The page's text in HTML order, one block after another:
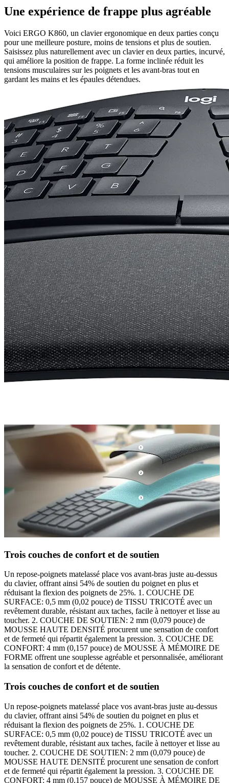
Une expérience de frappe plus agréable
Voici ERGO K860, un clavier ergonomique en deux parties conçu
pour une meilleure posture, moins de tensions et plus de soutien.
Saisissez plus naturellement avec un clavier en deux parties, incurvé,
qui améliore la position de frappe. La forme inclinée réduit les
tensions musculaires sur les poignets et les avant-bras tout en
gardant les mains et les épaules détendues.
Trois couches de confort et de soutien
Un repose-poignets matelassé place vos avant-bras juste au-dessus
du clavier, offrant ainsi 54% de soutien du poignet en plus et
réduisant la flexion des poignets de 25%. 1. COUCHE DE
SURFACE: 0,5 mm (0,02 pouce) de TISSU TRICOTÉ avec un
revêtement durable, résistant aux taches, facile à nettoyer et lisse au
toucher. 2. COUCHE DE SOUTIEN: 2 mm (0,079 pouce) de
MOUSSE HAUTE DENSITÉ procurent une sensation de confort
et de fermeté qui répartit également la pression. 3. COUCHE DE
CONFORT: 4 mm (0,157 pouce) de MOUSSE À MÉMOIRE DE
FORME offrent une souplesse agréable et personnalisée, améliorant
la sensation de confort et de détente.
Trois couches de confort et de soutien
Un repose-poignets matelassé place vos avant-bras juste au-dessus
du clavier, offrant ainsi 54% de soutien du poignet en plus et
réduisant la flexion des poignets de 25%. 1. COUCHE DE
SURFACE: 0,5 mm (0,02 pouce) de TISSU TRICOTÉ avec un
revêtement durable, résistant aux taches, facile à nettoyer et lisse au
toucher. 2. COUCHE DE SOUTIEN: 2 mm (0,079 pouce) de
MOUSSE HAUTE DENSITÉ procurent une sensation de confort
et de fermeté qui répartit également la pression. 3. COUCHE DE
CONFORT: 4 mm (0,157 pouce) de MOUSSE À MÉMOIRE DE